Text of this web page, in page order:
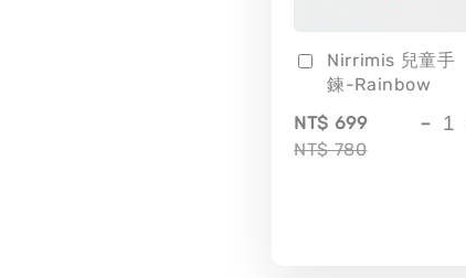
Nirrimis 兒童手
鍊-Rainbow
NT$ 699
NT$ 780
-